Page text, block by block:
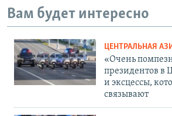
Вам будет интересно
ЦЕНТРАЛЬНАЯ
«Очень
президентов в
и эксцессы,
связывают